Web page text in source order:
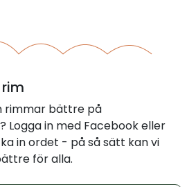
rimmar bättre på
Logga in med Facebook eller
in ordet - på så sätt kan vi
för alla.